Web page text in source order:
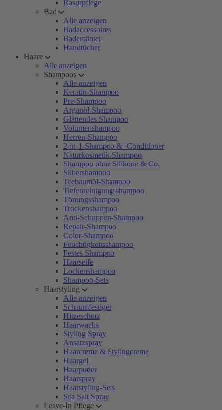
Rasurpflege
Bad
Alle anzeigen
Badaccessoires
Bademäntel
Handtücher
Haare
Alle anzeigen
Shampoos
Alle anzeigen
Keratin-Shampoo
Pre-Shampoo
Arganöl-Shampoo
Glättendes Shampoo
Volumenshampoo
Herren-Shampoo
2-in-1-Shampoo & -Conditioner
Naturkosmetik-Shampoo
Shampoo ohne Silikone & Co.
Silbershampoo
Teebaumöl-Shampoo
Tiefenreinigungsshampoo
Tönungsshampoo
Trockenshampoo
Anti-Schuppen-Shampoo
Repair-Shampoo
Color-Shampoo
Feuchtigkeitsshampoo
Festes Shampoo
Haarseife
Lockenshampoo
Shampoo-Sets
Haarstyling
Alle anzeigen
Schaumfestiger
Hitzeschutz
Haarwachs
Styling Spray
Ansatzspray
Haarcreme & Stylingcreme
Haargel
Haarpuder
Haarspray
Haarstyling-Sets
Sea Salt Spray
Leave-In Pflege